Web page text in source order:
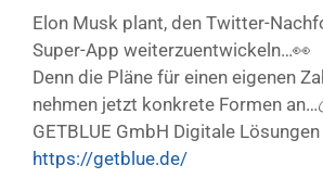
Elon Musk plant, den Twitter-
Super-App weiterzuentwickeln…👀
Denn die Pläne für einen eigenen
nehmen jetzt konkrete Formen
GETBLUE GmbH Digitale Lösungen
https://getblue.de/